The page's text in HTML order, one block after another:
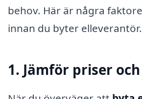
behov. Här är några
innan du byter elleverantör.
1. Jämför priser